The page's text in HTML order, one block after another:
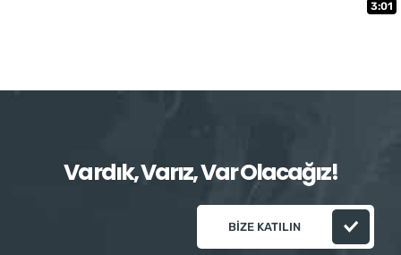
3:01
Vardık, Varız, Var Olacağız!
BIZE KATILIN